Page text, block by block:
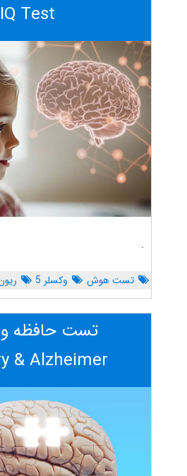
IQ Test
.
تست هوش وکسلر 5
تست حافظه و
& Alzheimer